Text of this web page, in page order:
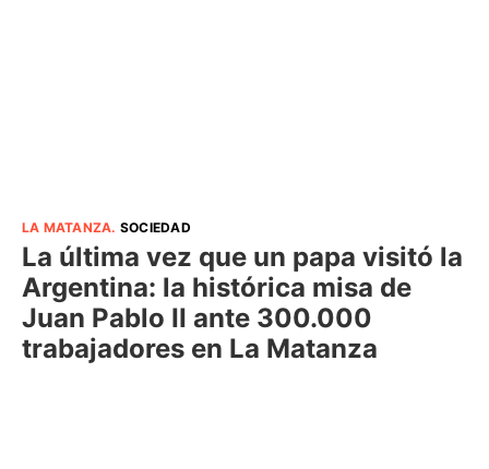
LA MATANZA. SOCIEDAD
La última vez que un papa visitó la
Argentina: la histórica misa de
Juan Pablo II ante 300.000
trabajadores en La Matanza